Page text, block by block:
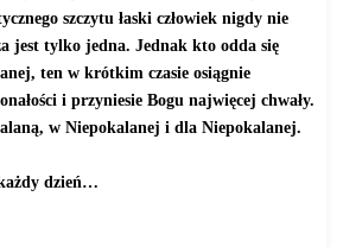
szczytu łaski człowiek nigdy nie
jest tylko jedna. Jednak kto odda się
ten w krótkim czasie osiągnie
i przyniesie Bogu najwięcej chwały.
w Niepokalanej i dla Niepokalanej.
dzień…